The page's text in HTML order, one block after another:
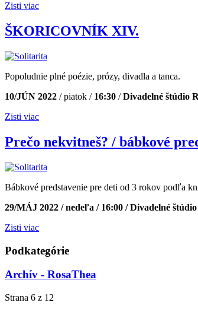
Zisti viac
ŠKORICOVNÍK XIV.
Popoludnie plné poézie, prózy, divadla a tanca.
10/JÚN 2022 / piatok /16:30 /Divadelné štúdio
Zisti viac
Prečo nekvitneš? / bábkové
Bábkové predstavenie pre deti od 3 rokov podľa
29/MÁJ 2022 / nedeľa / 16:00 / Divadelné štúdio
Zisti viac
Podkategórie
Archív - RosaThea
Strana 6 z 12